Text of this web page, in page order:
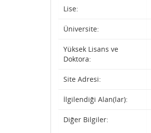
Lise:
Üniversite:
Yüksek Lisans ve
Doktora:
Site Adresi:
İlgilendiği Alan(lar):
Diğer Bilgiler: